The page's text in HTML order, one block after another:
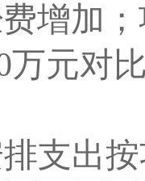
增加
万元对
支出